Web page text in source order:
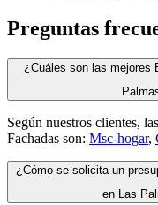
Preguntas
¿Cuáles son las mejores
Según nuestros clientes,
Fachadas son: Msc-hogar,
¿Cómo se solicita un
en Las